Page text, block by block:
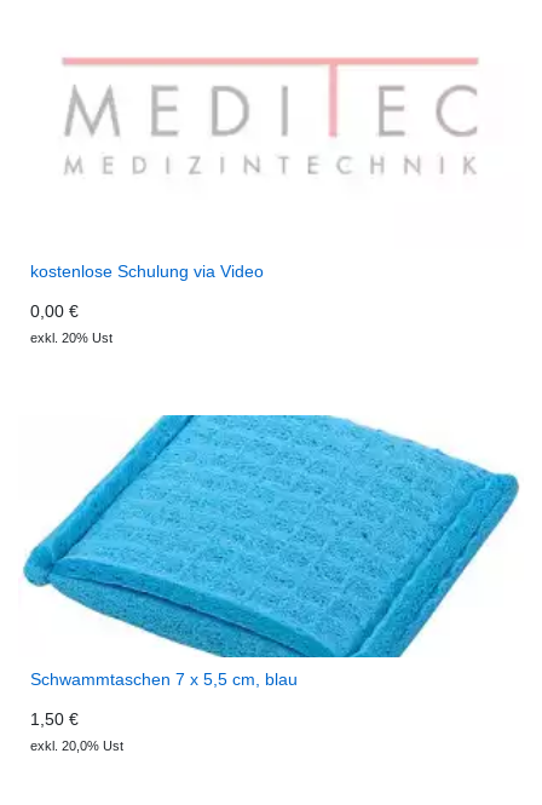
kostenlose Schulung via Video
0,00 €
exkl. 20% Ust
Schwammtaschen 7 x 5,5 cm, blau
1,50 €
exkl. 20,0% Ust